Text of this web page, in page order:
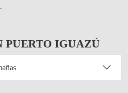
PUERTO IGUAZÚ